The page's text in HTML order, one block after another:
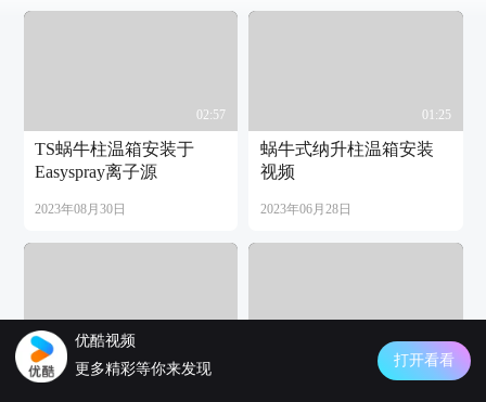
02:57
TS蜗牛柱温箱安装于
Easyspray离子源
2023年08月30日
01:25
蜗牛式纳升柱温箱安装
视频
2023年06月28日
高清麦施弹簧制备色谱
72:33
麦施色谱弹簧制备色谱
优酷视频
更多精彩等你来发现
打开看看